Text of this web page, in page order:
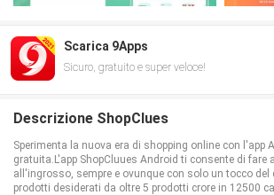
Scarica 9Apps
Sicuro, gratuito e super veloce!
Descrizione ShopClues
Sperimenta la nuova era di shopping online con l'app
gratuita.L'app ShopCluues Android ti consente di
all'ingrosso, sempre e ovunque con solo un tocco del
prodotti desiderati da oltre 5 prodotti crore in 12500